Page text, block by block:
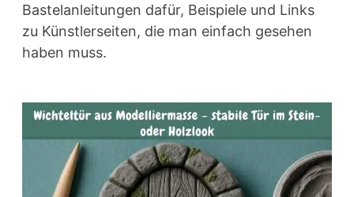
Bastelanleitungen dafür, Beispiele und Links
zu Künstlerseiten, die man einfach gesehen
haben muss.